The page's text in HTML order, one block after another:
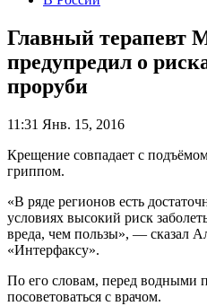
Главный терапевт
предупредил о
проруби
11:31 Янв. 15, 2016
Крещение совпадает с
гриппом.
«В ряде регионов есть
условиях высокий риск
вреда, чем пользы», — сказал
«Интерфаксу».
По его словам, перед водными
посоветоваться с врачом.